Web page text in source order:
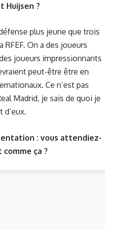
Huijsen ?
plus jeune que trois
RFEF. On a des joueurs
joueurs impressionnants
peut-être être en
Ce n’est pas
Madrid, je sais de quoi je
d’eux.
: vous attendiez-
ça ?